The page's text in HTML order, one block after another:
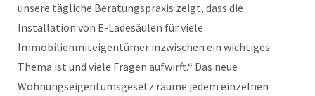
unsere tägliche Beratungspraxis zeigt, dass die
Installation von E-Ladesäulen für viele
Immobilienmiteigentümer inzwischen ein wichtiges
Thema ist und viele Fragen aufwirft.“ Das neue
Wohnungseigentumsgesetz räume jedem einzelnen